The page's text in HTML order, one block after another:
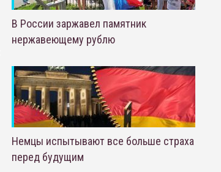
В России заржавел памятник
нержавеющему рублю
Немцы испытывают все больше страха
перед будущим